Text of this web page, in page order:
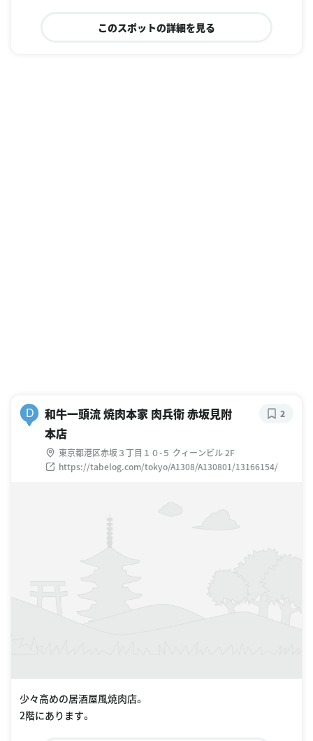
このスポットの詳細を見る
D
和牛一頭流 焼肉本家 肉兵衛 赤坂見附
本店
東京都港区赤坂３丁目１０-５ クィーンビル 2F
https://tabelog.com/tokyo/A1308/A130801/13166154/
2
少々高めの居酒屋風焼肉店。
2階にあります。